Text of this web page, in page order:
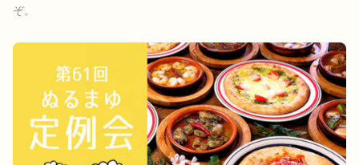
ぞ。